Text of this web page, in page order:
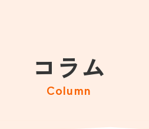
コラム
Column